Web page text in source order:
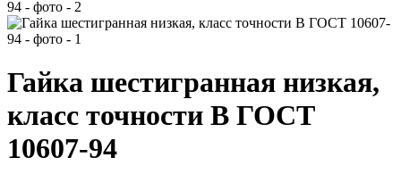
Гайка шестигранная низкая,
класс точности В ГОСТ
10607-94